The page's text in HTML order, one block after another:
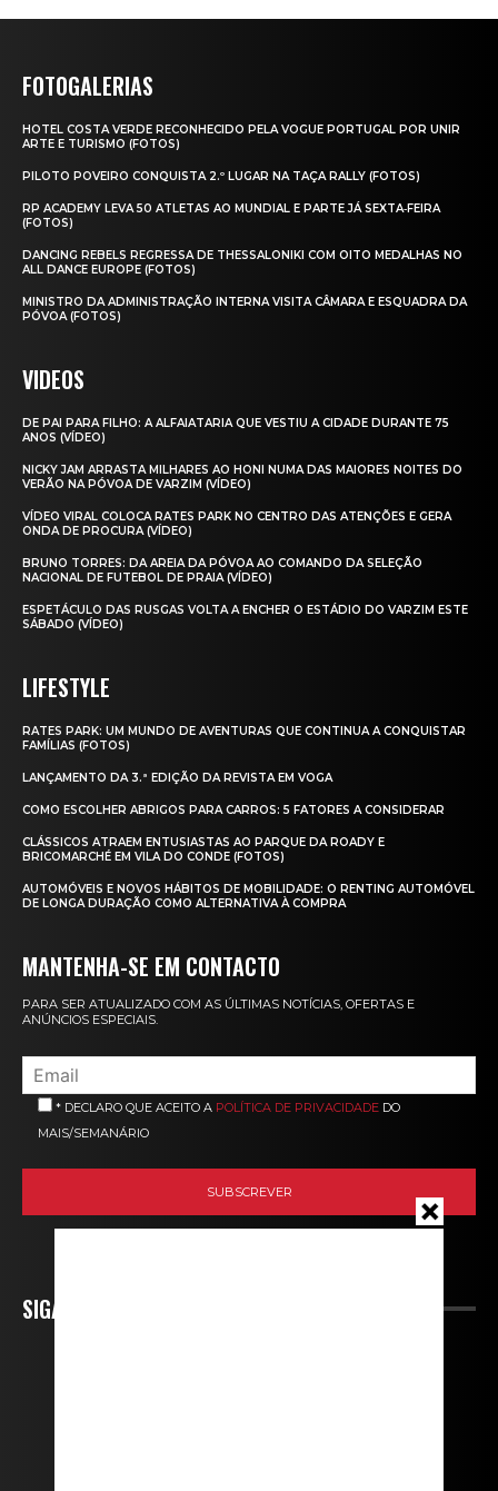
FOTOGALERIAS
HOTEL COSTA VERDE RECONHECIDO PELA VOGUE PORTUGAL POR UNIR
ARTE E TURISMO (FOTOS)
PILOTO POVEIRO CONQUISTA 2.º LUGAR NA TAÇA RALLY (FOTOS)
RP ACADEMY LEVA 50 ATLETAS AO MUNDIAL E PARTE JÁ SEXTA‑FEIRA
(FOTOS)
DANCING REBELS REGRESSA DE THESSALONIKI COM OITO MEDALHAS NO
ALL DANCE EUROPE (FOTOS)
MINISTRO DA ADMINISTRAÇÃO INTERNA VISITA CÂMARA E ESQUADRA DA
PÓVOA (FOTOS)
VIDEOS
DE PAI PARA FILHO: A ALFAIATARIA QUE VESTIU A CIDADE DURANTE 75
ANOS (VÍDEO)
NICKY JAM ARRASTA MILHARES AO HONI NUMA DAS MAIORES NOITES DO
VERÃO NA PÓVOA DE VARZIM (VÍDEO)
VÍDEO VIRAL COLOCA RATES PARK NO CENTRO DAS ATENÇÕES E GERA
ONDA DE PROCURA (VÍDEO)
BRUNO TORRES: DA AREIA DA PÓVOA AO COMANDO DA SELEÇÃO
NACIONAL DE FUTEBOL DE PRAIA (VÍDEO)
ESPETÁCULO DAS RUSGAS VOLTA A ENCHER O ESTÁDIO DO VARZIM ESTE
SÁBADO (VÍDEO)
LIFESTYLE
RATES PARK: UM MUNDO DE AVENTURAS QUE CONTINUA A CONQUISTAR
FAMÍLIAS (FOTOS)
LANÇAMENTO DA 3.ª EDIÇÃO DA REVISTA EM VOGA
COMO ESCOLHER ABRIGOS PARA CARROS: 5 FATORES A CONSIDERAR
CLÁSSICOS ATRAEM ENTUSIASTAS AO PARQUE DA ROADY E
BRICOMARCHÉ EM VILA DO CONDE (FOTOS)
AUTOMÓVEIS E NOVOS HÁBITOS DE MOBILIDADE: O RENTING AUTOMÓVEL
DE LONGA DURAÇÃO COMO ALTERNATIVA À COMPRA
MANTENHA-SE EM CONTACTO
PARA SER ATUALIZADO COM AS ÚLTIMAS NOTÍCIAS, OFERTAS E
ANÚNCIOS ESPECIAIS.
* DECLARO QUE ACEITO A POLÍTICA DE PRIVACIDADE DO
MAIS/SEMANÁRIO
SIGA-NOS